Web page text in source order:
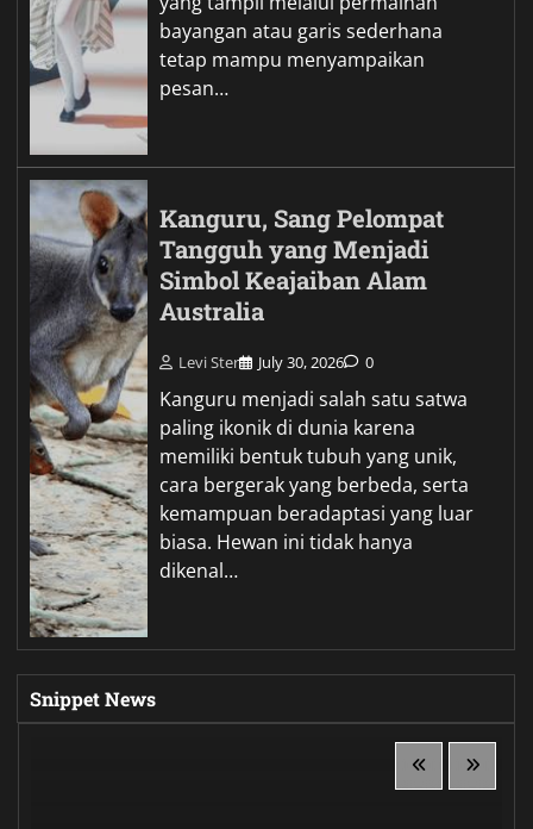
bayangan atau garis sederhana
tetap mampu menyampaikan
pesan…
Kanguru, Sang Pelompat
Tangguh yang Menjadi
Simbol Keajaiban Alam
Australia
Levi Ster July 30, 2026 0
Kanguru menjadi salah satu satwa
paling ikonik di dunia karena
memiliki bentuk tubuh yang unik,
cara bergerak yang berbeda, serta
kemampuan beradaptasi yang luar
biasa. Hewan ini tidak hanya
dikenal…
Snippet News